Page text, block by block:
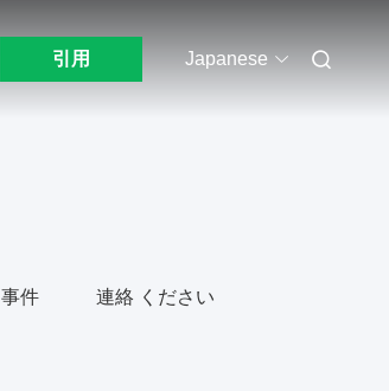
引用 Japanese
事件 連絡 ください